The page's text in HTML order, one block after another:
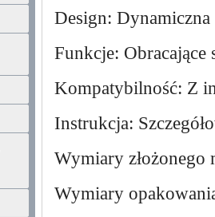
Design:
Funkcje: Obracające
Kompatybilność: Z
Instrukcja:
Wymiary
Wymiary